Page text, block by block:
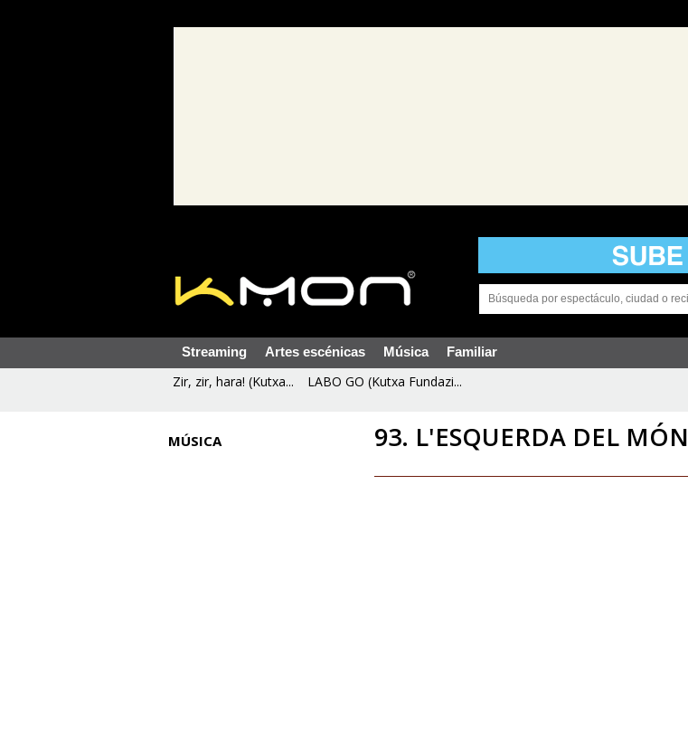
Streaming Artes escénicas Música Familiar
Zir, zir, hara! (Kutxa... LABO GO (Kutxa Fundazi...
MÚSICA 93. L'ESQUERDA DEL MÓN